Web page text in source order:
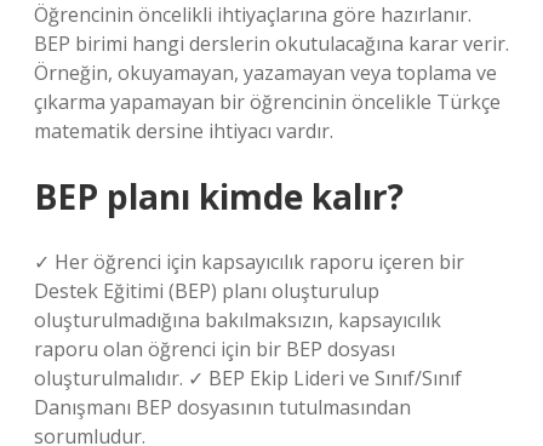
Öğrencinin öncelikli ihtiyaçlarına göre hazırlanır.
BEP birimi hangi derslerin okutulacağına karar verir.
Örneğin, okuyamayan, yazamayan veya toplama ve
çıkarma yapamayan bir öğrencinin öncelikle Türkçe
matematik dersine ihtiyacı vardır.
BEP planı kimde kalır?
✓ Her öğrenci için kapsayıcılık raporu içeren bir
Destek Eğitimi (BEP) planı oluşturulup
oluşturulmadığına bakılmaksızın, kapsayıcılık
raporu olan öğrenci için bir BEP dosyası
oluşturulmalıdır. ✓ BEP Ekip Lideri ve Sınıf/Sınıf
Danışmanı BEP dosyasının tutulmasından
sorumludur.